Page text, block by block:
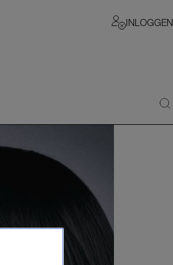
INLOGGEN